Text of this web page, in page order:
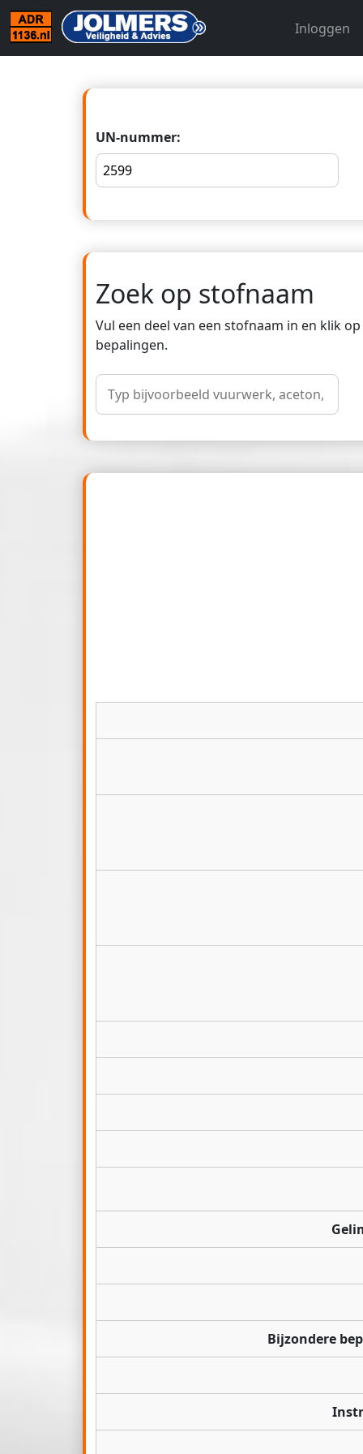
Inloggen
UN-nummer:
Zoek op stofnaam
Vul een deel van een stofnaam in en klik
bepalingen.
Bijzondere